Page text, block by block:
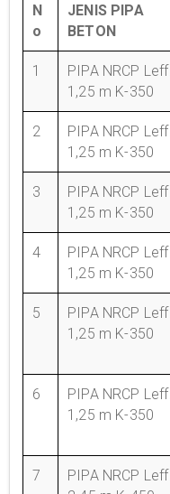
N
o
JENIS PIPA
BETON
1
PIPA NRCP Leff.
1,25 m K-350
2
PIPA NRCP Leff.
1,25 m K-350
3
PIPA NRCP Leff.
1,25 m K-350
4
PIPA NRCP Leff.
1,25 m K-350
5
PIPA NRCP Leff.
1,25 m K-350
6
PIPA NRCP Leff.
1,25 m K-350
7
PIPA NRCP Leff.